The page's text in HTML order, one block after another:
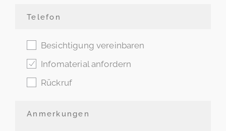
Besichtigung vereinbaren
Infomaterial anfordern
Rückruf